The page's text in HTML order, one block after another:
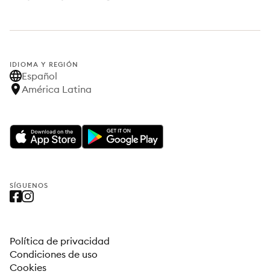
IDIOMA Y REGIÓN
Español
América Latina
SÍGUENOS
Política de privacidad
Condiciones de uso
Cookies